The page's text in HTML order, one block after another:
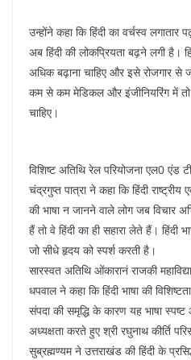
उन्होंने कहा कि हिंदी का वर्चस्व लगातार
अब हिंदी की लोकप्रियता बढ़ने लगी है।
अधिक बढ़ाना चाहिए और इसे रोजगार से
कम से कम मेडिकल और इंजीनियरिंग में तो
चाहिए।
विशिष्ट अतिथि रेल परियोजना एल0 एंड
चंद्रगुप्त पात्रा ने कहा कि हिंदी
की भाषा न जानने वाले लोग जब विचार
हैं तो वे हिंदी का ही सहारा लेते हैं। हिंदी
जो सीधे हृदय को स्पर्श करती है।
सारस्वत अतिथि ओंकारानं राजकी
धपवाल ने कहा कि हिंदी भाषा की
संपदा की समृद्धि के कारण यह भाषा स्पष्ट
अध्यक्षता करते हुए श्री रघुनाथ कीर्ति
सुब्रह्मण्यम ने उत्तराखंड की हिंदी के